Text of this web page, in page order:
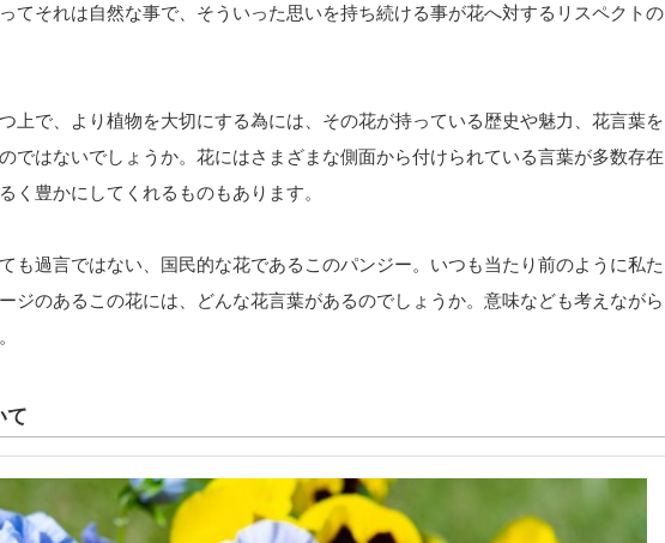
てそれは自然な事で、そういった思いを持ち続ける事が花へ対するリスペクトの
上で、より植物を大切にする為には、その花が持っている歴史や魅力、花言葉を
ではないでしょうか。花にはさまざまな側面から付けられている言葉が多数存在
く豊かにしてくれるものもあります。
も過言ではない、国民的な花であるこのパンジー。いつも当たり前のように私た
ジのあるこの花には、どんな花言葉があるのでしょうか。意味なども考えながら
て